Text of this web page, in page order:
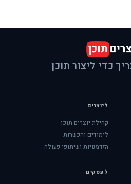
כדי ליצור תוכן
ליוצרים
קהילת יוצרים תוכן
לימודים והכשרות
הזדמנויות ושיתופי פעולה
לעסקים